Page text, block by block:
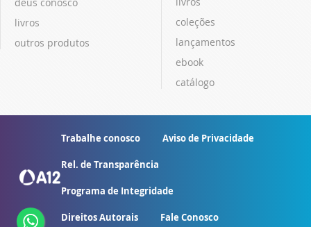
livros
outros produtos
coleções
lançamentos
ebook
catálogo
Trabalhe conosco Aviso de Privacidade
Rel. de Transparência
Programa de Integridade
Direitos Autorais Fale Conosco